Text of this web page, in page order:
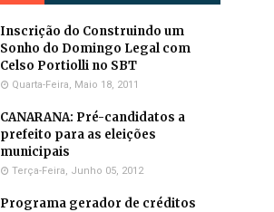
Inscrição do Construindo um
Sonho do Domingo Legal com
Celso Portiolli no SBT
Quarta-Feira, Maio 18, 2011
CANARANA: Pré-candidatos a
prefeito para as eleições
municipais
Terça-Feira, Junho 05, 2012
Programa gerador de créditos